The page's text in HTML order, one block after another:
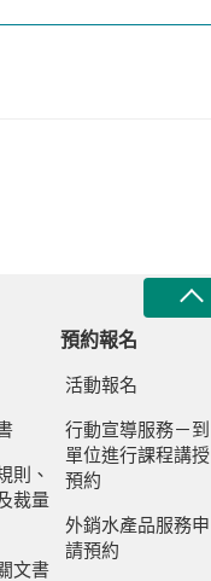
則、
裁量
文書
預約報名
活動報名
行動宣導服務－到
單位進行課程講授
預約
外銷水產品服務申
請預約